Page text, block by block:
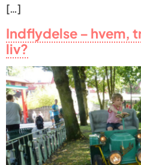
[…]
Indflydelse – hvem,
liv?